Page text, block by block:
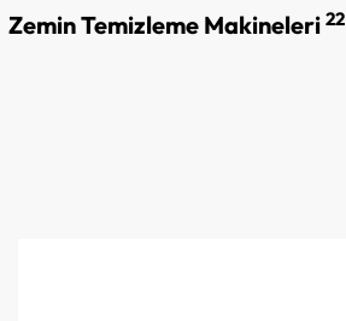
Zemin Temizleme Makineleri22